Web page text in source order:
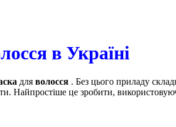
в Україні
для волосся . Без цього приладу
Найпростіше це зробити,